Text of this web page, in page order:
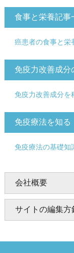
食事と栄養記事
癌患者の食事と栄
免疫力改善成分
免疫力改善成分を
免疫療法を知る
免疫療法の基礎知
会社概要
サイトの編集方